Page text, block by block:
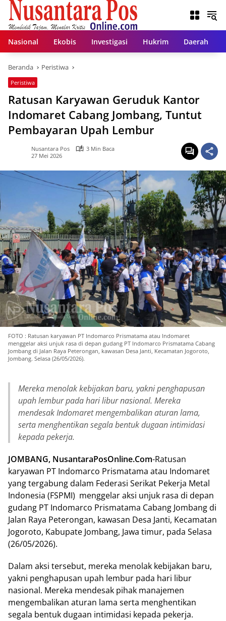
Langsung
konten
Nasional
Ekobis Investigasi Hukrim Daerah
Beranda Peristiwa
Peristiwa
Ratusan Karyawan Geruduk Kantor
Indomaret Cabang Jombang, Tuntut
Pembayaran Upah Lembur
Nusantara Pos
3 Min Baca
27 Mei 2026
FOTO : Ratusan karyawan PT Indomarco Prismatama atau Indomaret
menggelar aksi unjuk rasa di depan gudang PT Indomarco Prismatama Cabang
Jombang di Jalan Raya Peterongan, kawasan Desa Janti, Kecamatan Jogoroto,
Jombang. Selasa (26/05/2026).
Mereka menolak kebijakan baru, yakni penghapusan
upah lembur pada hari libur nasional. Mereka
mendesak Indomaret mengembalikan aturan lama,
serta menghentikan segala bentuk dugaan intimidasi
kepada pekerja.
JOMBANG, NusantaraPosOnline.Com-Ratusan
karyawan PT Indomarco Prismatama atau Indomaret
yang tergabung dalam Federasi Serikat Pekerja Metal
Indonesia (FSPMI) menggelar aksi unjuk rasa di depan
gudang PT Indomarco Prismatama Cabang Jombang di
Jalan Raya Peterongan, kawasan Desa Janti, Kecamatan
Jogoroto, Kabupate Jombang, Jawa timur, pada Selasa
(26/05/2026).
Dalam aksi tersebut, mereka menolak kebijakan baru,
yakni penghapusan upah lembur pada hari libur
nasional. Mereka mendesak pihak manajemen
mengembalikan aturan lama serta menghentikan
segala bentuk dugaan intimidasi kepada pekerja.